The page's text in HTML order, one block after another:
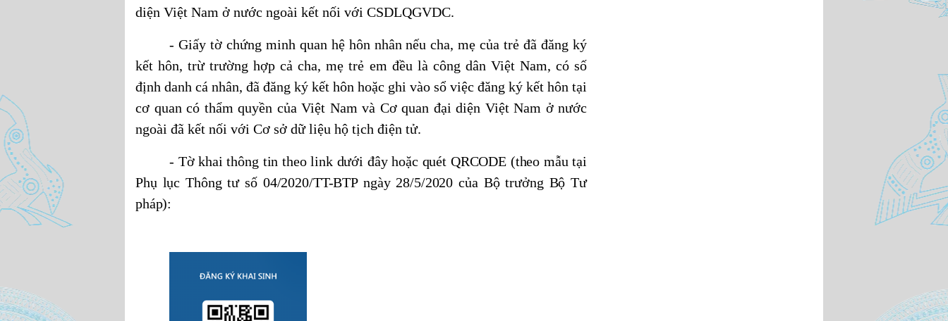
diện Việt Nam ở nước ngoài kết nối với CSDLQGVDC.
- Giấy tờ chứng minh quan hệ hôn nhân nếu cha, mẹ của trẻ đã đăng ký
kết hôn, trừ trường hợp cả cha, mẹ trẻ em đều là công dân Việt Nam, có số
định danh cá nhân, đã đăng ký kết hôn hoặc ghi vào sổ việc đăng ký kết hôn tại
cơ quan có thẩm quyền của Việt Nam và Cơ quan đại diện Việt Nam ở nước
ngoài đã kết nối với Cơ sở dữ liệu hộ tịch điện tử.
- Tờ khai thông tin theo link dưới đây hoặc quét QRCODE (theo mẫu tại
Phụ lục Thông tư số 04/2020/TT-BTP ngày 28/5/2020 của Bộ trưởng Bộ Tư
pháp):